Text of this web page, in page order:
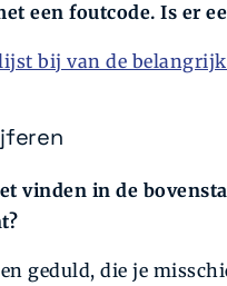
een foutcode. Is er
bij van de
vinden in de
geduld, die je